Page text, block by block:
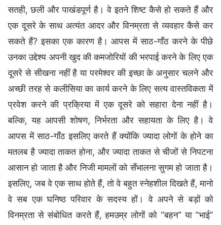
सतही, छली और पाखंडपूर्ण है। वे इतने शिष्ट कैसे हो सकते हैं और
एक दूसरे के साथ अत्यंत आदर और विनम्रता से व्यवहार कैसे कर
सकते हैं? इसका एक कारण है। आपस में साठ-गाँठ करने के पीछे
उनका उद्देश्य अपनी खुद की कमजोरियों की भरपाई करने के लिए एक
दूसरे से सीखना नहीं है या परमेश्वर की इच्छा के अनुसार चलने और
अच्छी तरह से कलीसिया का कार्य करने के लिए सत्य वास्तविकता में
प्रवेश करने की प्रक्रिया में एक दूसरे को सहारा देना नहीं है।
बल्कि, यह आपसी शोषण, निर्भरता और सहायता के लिए है। वे
आपस में साठ-गाँठ इसलिए करते हैं क्योंकि ज्यादा लोगों के होने का
मतलब है ज्यादा ताकत होना, और ज्यादा ताकत से चीजों से निपटना
आसान हो जाता है और निजी मामलों को सँभालना सुगम हो जाता है।
इसलिए, जब वे एक साथ होते हैं, तो वे बहुत स्नेहशील दिखते हैं, मानो
वे सब एक घनिष्ठ परिवार के सदस्य हों। वे अपने से बड़ों को
विनम्रता से संबोधित करते हैं, हमउम्र लोगों को “बहन” या “भाई”